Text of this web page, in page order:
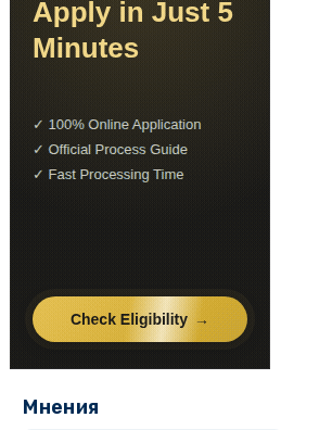
Мнения